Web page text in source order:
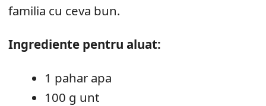
familia cu ceva bun.
Ingrediente pentru aluat:
1 pahar apa
100 g unt